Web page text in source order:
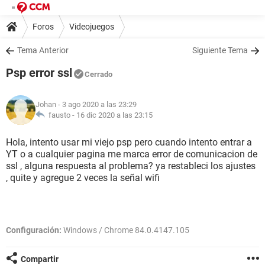
Foros Videojuegos
Tema Anterior Siguiente Tema
Psp error ssl Cerrado
Johan - 3 ago 2020 a las 23:29
fausto - 16 dic 2020 a las 23:15
Hola, intento usar mi viejo psp pero cuando intento entrar a
YT o a cualquier pagina me marca error de comunicacion de
ssl , alguna respuesta al problema? ya restableci los ajustes
, quite y agregue 2 veces la señal wifi
Configuración: Windows / Chrome 84.0.4147.105
Compartir